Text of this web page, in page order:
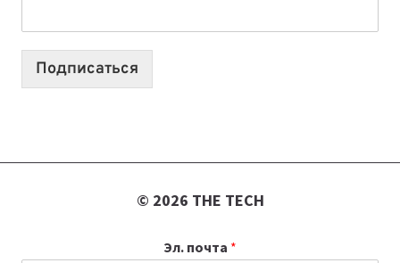
2026:
10
Подписаться
© 2026 THE TECH
Эл. почта *